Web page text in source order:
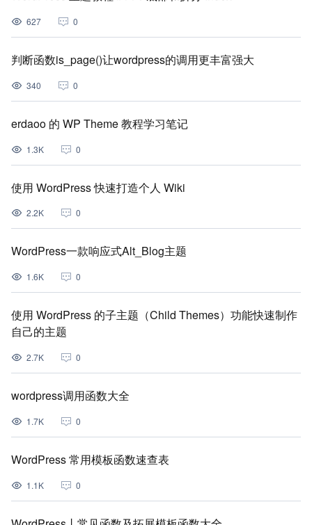
627 0
判断函数is_page()让wordpress的调用更丰富强大
340 0
erdaoo 的 WP Theme 教程学习笔记
1.3K 0
使用 WordPress 快速打造个人 Wiki
2.2K 0
WordPress一款响应式Alt_Blog主题
1.6K 0
使用 WordPress 的子主题（Child Themes）功能快速制作
自己的主题
2.7K 0
wordpress调用函数大全
1.7K 0
WordPress 常用模板函数速查表
1.1K 0